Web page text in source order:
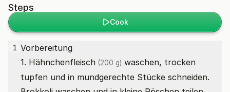
Steps
Cook
1 Vorbereitung
1. Hähnchenfleisch (200 g) waschen, trocken
tupfen und in mundgerechte Stücke schneiden.